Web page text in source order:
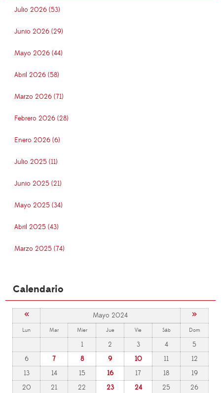
Julio 2026 (53)
Junio 2026 (29)
Mayo 2026 (44)
Abril 2026 (58)
Marzo 2026 (71)
Febrero 2026 (28)
Enero 2026 (6)
Julio 2025 (11)
Junio 2025 (21)
Mayo 2025 (34)
Abril 2025 (43)
Marzo 2025 (74)
Calendario
« Mayo 2024 »
Lun Mar Mier Jue Vie Sáb Dom
1 2 3 4
5
6
7 8 9 10 11
12
13
14 15 16 17 18
19
20
21 22 23 24 25
26